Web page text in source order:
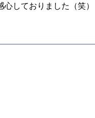
しておりました（笑）